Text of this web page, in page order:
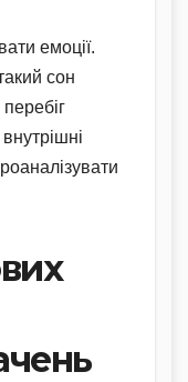
емоції.
сон